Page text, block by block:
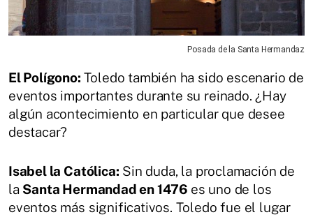
Posada de la Santa Hermandaz
El Polígono: Toledo también ha sido escenario de
eventos importantes durante su reinado. ¿Hay
algún acontecimiento en particular que desee
destacar?
Isabel la Católica: Sin duda, la proclamación de
la Santa Hermandad en 1476 es uno de los
eventos más significativos. Toledo fue el lugar